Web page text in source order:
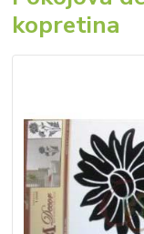
kopretina